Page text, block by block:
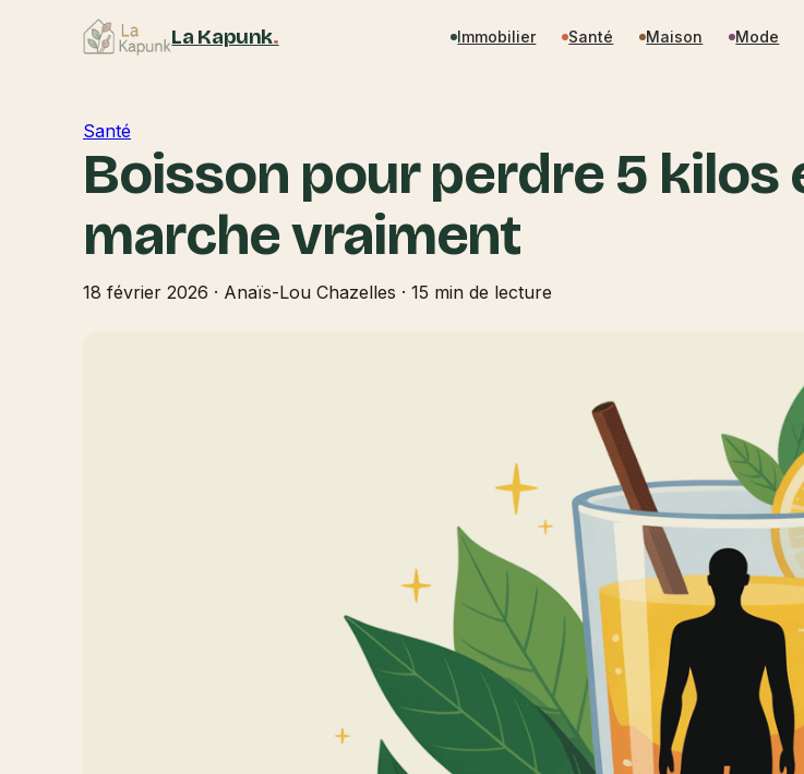
La Kapunk. Immobilier Santé Maison Mode
Santé
Boisson pour perdre 5 kilos
marche vraiment
18 février 2026 · Anaïs-Lou Chazelles · 15 min de lecture